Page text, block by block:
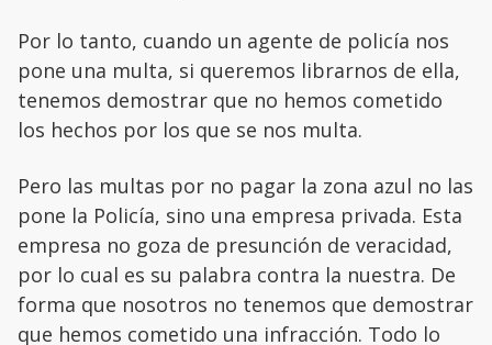
Por lo tanto, cuando un agente de policía nos
pone una multa, si queremos librarnos de ella,
tenemos demostrar que no hemos cometido
los hechos por los que se nos multa.
Pero las multas por no pagar la zona azul no las
pone la Policía, sino una empresa privada. Esta
empresa no goza de presunción de veracidad,
por lo cual es su palabra contra la nuestra. De
forma que nosotros no tenemos que demostrar
que hemos cometido una infracción. Todo lo